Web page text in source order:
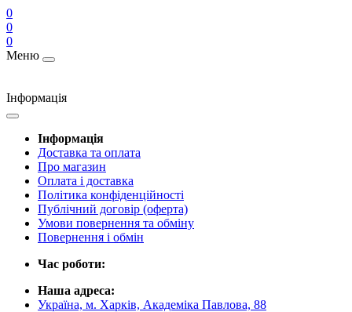
0
0
0
Меню
Інформація
Інформація
Доставка та оплата
Про магазин
Оплата і доставка
Політика конфіденційності
Публічний договір (оферта)
Умови повернення та обміну
Повернення і обмін
Час роботи:
Наша адреса:
Україна, м. Харків, Академіка Павлова, 88